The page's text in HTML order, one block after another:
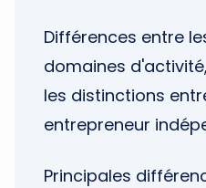
Différences entre
domaines
les distinctions
entrepreneur
Principales